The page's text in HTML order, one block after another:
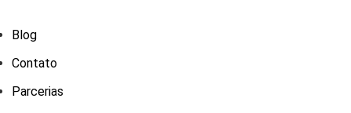
Blog
Contato
Parcerias